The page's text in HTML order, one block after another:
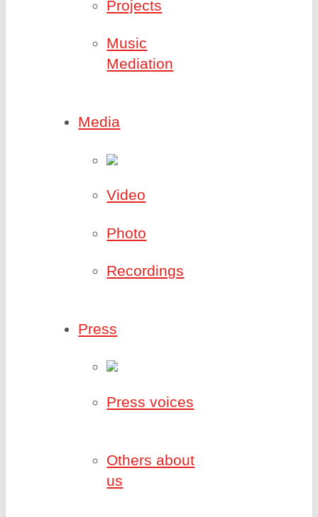
Projects
Music
Mediation
Media
Video
Photo
Recordings
Press
Press voices
Others about
us